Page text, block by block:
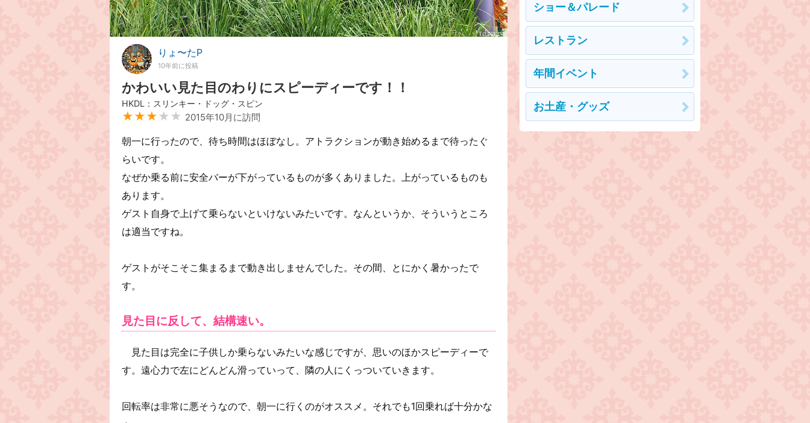
りょ〜たP
10年前に投稿
かわいい見た目のわりにスピーディーです！！
HKDL：スリンキー・ドッグ・スピン
★★★ ★★ 2015年10月に訪問
朝一に行ったので、待ち時間はほぼなし。アトラクションが動き始めるまで待ったぐ
らいです。
なぜか乗る前に安全バーが下がっているものが多くありました。上がっているものも
あります。
ゲスト自身で上げて乗らないといけないみたいです。なんというか、そういうところ
は適当ですね。
ゲストがそこそこ集まるまで動き出しませんでした。その間、とにかく暑かったで
す。
見た目に反して、結構速い。
見た目は完全に子供しか乗らないみたいな感じですが、思いのほかスピーディーで
す。遠心力で左にどんどん滑っていって、隣の人にくっついていきます。
回転率は非常に悪そうなので、朝一に行くのがオススメ。それでも1回乗れば十分かな
ショー＆パレード
レストラン
年間イベント
お土産・グッズ